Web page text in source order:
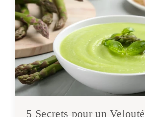
5 Secrets pour un Velouté